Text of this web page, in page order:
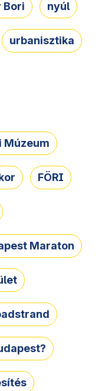
Bori nyúl
urbanisztika
Múzeum
FÖRI
Maraton